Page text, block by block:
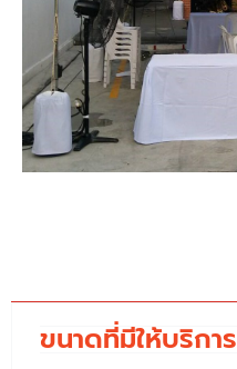
ขนาดที่มีให้บริการ